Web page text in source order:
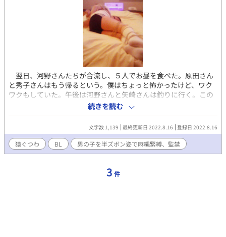
をした。僕は原田さんよりも秀子さんに聞いてほしい衝動に駆ら
れていた。 「あなた、その先生に恋したんでしょ」 秀子さんは
真顔で言った。 「違う。何だろう、もっと宗教的な感じ。僕は女
の子が好きだよ。でも……」 妙にシリアスな沈黙が訪れた。
「なぜかうまくいかない。僕は変わってるって女の子によく言わ
れる。男友達には言われないのに」 「女の子の方が勘がいいの
よ。先生にお尻を叩かれて嬉しかったんでしょ？ それをあたし
に言いたかったんでしょ」 「やっぱり僕、変だよね」 「男の子が
尊敬してる年配の男の先生に心を奪われる、いいじゃない。その
先生が忘れられなくて、子供みたいな半ズボンはいてるのね」
僕はその夜もデニムの短い半ズボン姿だった。
翌日、河野さんたちが合流し、５人でお昼を食べた。原田さん
と秀子さんはもう帰るという。僕はちょっと怖かったけど、ワク
ワクもしていた。午後は河野さんと矢崎さんは釣りに行く。この
時期だと堤防のあたりでクロソイが釣れるらしい。河野さんは僕
が逃げないように、縛っていくという。２階のロフトに上るよう
に言われ、そこで麻縄で後ろ手に胸回りもぎっちり縛り上げられ
た。矢崎さんに猿ぐつわをされ、足は股まで縛られた。上はセー
ターだけど下はデニム短パン。やはり寒い。２人は当分戻ってこ
ない。ロフトの小さな窓から海が見える。まだ冬の日本海の佇ま
に迷い込んだかのよう。レトロな別荘の片隅に短パン姿の僕。縛
続きを読む
文字数 1,139 最終更新日 2022.8.16 登録日 2022.8.16
猿ぐつわ BL 男の子を半ズボン姿で麻縄緊縛、監禁
3 件